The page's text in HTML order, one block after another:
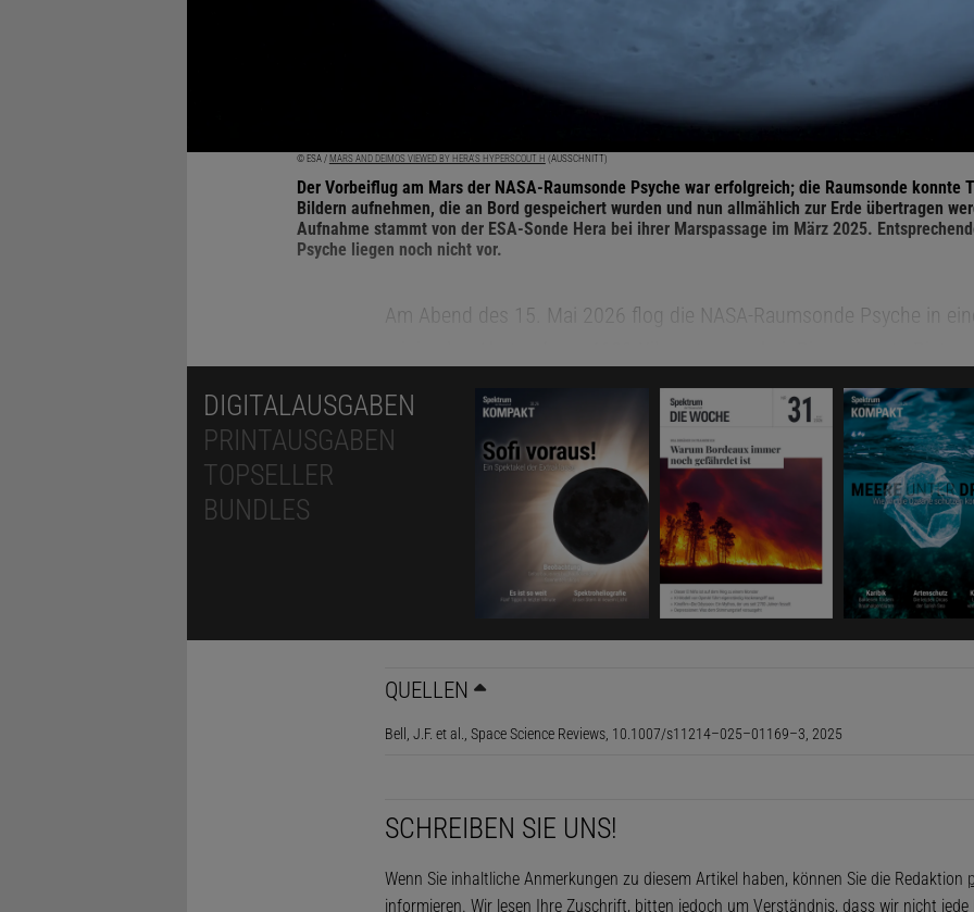
© ESA / MARS AND DEIMOS VIEWED BY HERA'S HYPERSCOUT H (AUSSCHNITT)
Der Vorbeiflug am Mars der NASA-Raumsonde Psyche war erfolgreich; die Raumsonde konnte
Bildern aufnehmen, die an Bord gespeichert wurden und nun allmählich zur Erde übertragen
Aufnahme stammt von der ESA-Sonde Hera bei ihrer Marspassage im März 2025.
Psyche liegen noch nicht vor.
Am Abend des 15. Mai 2026 flog die NASA-Raumsonde Psyche in
21:28 Uhr MESZ erreicht. Während der dichtesten Annäherung
mit ihren Sensoren in Richtung des Roten Planeten ausgerichtet
ihre Hauptantenne nicht zur Erde wies und alle Messdaten an Bord
wurden. Sowohl die Instrumente als auch die Hauptantenne sind fest
der Sonde montiert und lassen sich nicht einzeln schwenken. Somit
möglich, die Tausenden von Bildern der beiden Bordkameras »live«
senden. Sie treffen nun nach und nach auf der
Rohbilderseite der
geeigneten Bildbearbeitungsprogramm entsprechend in Helligkeit
Weiß-Aufnahmen von Psyche von kurz vor dem Vorbeiflug zu einem
Oberfläche erkennen. Zudem zeigen sich in der dünnen
DIGITALAUSGABEN
PRINTAUSGABEN
TOPSELLER
BUNDLES
QUELLEN
Bell, J.F. et al., Space Science Reviews, 10.1007/s11214–025–01169–3, 2025
SCHREIBEN SIE UNS!
Wenn Sie inhaltliche Anmerkungen zu diesem Artikel haben, können Sie die Redaktion
informieren. Wir lesen Ihre Zuschrift, bitten jedoch um Verständnis, dass wir nicht